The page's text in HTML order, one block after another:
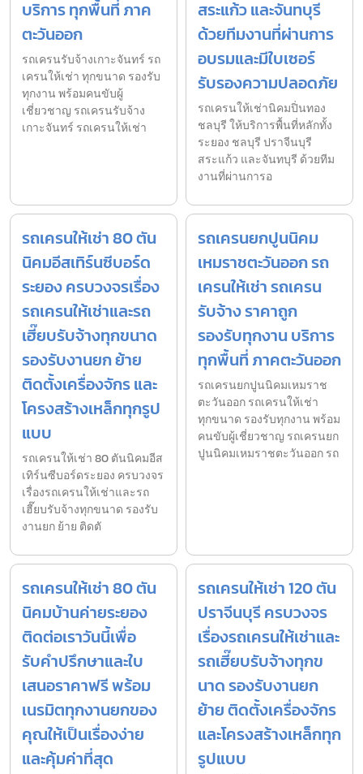
บริการ ทุกพื้นที่ ภาค
ตะวันออก
รถเครนรับจ้างเกาะจันทร์ รถ
เครนให้เช่า ทุกขนาด รองรับ
ทุกงาน พร้อมคนขับผู้
เชี่ยวชาญ รถเครนรับจ้าง
เกาะจันทร์ รถเครนให้เช่า
สระแก้ว และจันทบุรี
ด้วยทีมงานที่ผ่านการ
อบรมและมีใบเซอร์
รับรองความปลอดภัย
รถเครนให้เช่านิคมปิ่นทอง
ชลบุรี ให้บริการพื้นที่หลักทั้ง
ระยอง ชลบุรี ปราจีนบุรี
สระแก้ว และจันทบุรี ด้วยทีม
งานที่ผ่านการอ
รถเครนให้เช่า 80 ตัน
นิคมอีสเทิร์นซีบอร์ด
ระยอง ครบวงจรเรื่อง
รถเครนให้เช่าและรถ
เฮี๊ยบรับจ้างทุกขนาด
รองรับงานยก ย้าย
ติดตั้งเครื่องจักร และ
โครงสร้างเหล็กทุกรูป
แบบ
รถเครนให้เช่า 80 ตันนิคมอีส
เทิร์นซีบอร์ดระยอง ครบวงจร
เรื่องรถเครนให้เช่าและรถ
เฮี๊ยบรับจ้างทุกขนาด รองรับ
งานยก ย้าย ติดตั
รถเครนยกปูนนิคม
เหมราชตะวันออก รถ
เครนให้เช่า รถเครน
รับจ้าง ราคาถูก
รองรับทุกงาน บริการ
ทุกพื้นที่ ภาคตะวันออก
รถเครนยกปูนนิคมเหมราช
ตะวันออก รถเครนให้เช่า
ทุกขนาด รองรับทุกงาน พร้อม
คนขับผู้เชี่ยวชาญ รถเครนยก
ปูนนิคมเหมราชตะวันออก รถ
รถเครนให้เช่า 80 ตัน
นิคมบ้านค่ายระยอง
ติดต่อเราวันนี้เพื่อ
รับคำปรึกษาและใบ
เสนอราคาฟรี พร้อม
เนรมิตทุกงานยกของ
คุณให้เป็นเรื่องง่าย
และคุ้มค่าที่สุด
รถเครนให้เช่า 120 ตัน
ปราจีนบุรี ครบวงจร
เรื่องรถเครนให้เช่าและ
รถเฮี๊ยบรับจ้างทุกข
นาด รองรับงานยก
ย้าย ติดตั้งเครื่องจักร
และโครงสร้างเหล็กทุก
รูปแบบ